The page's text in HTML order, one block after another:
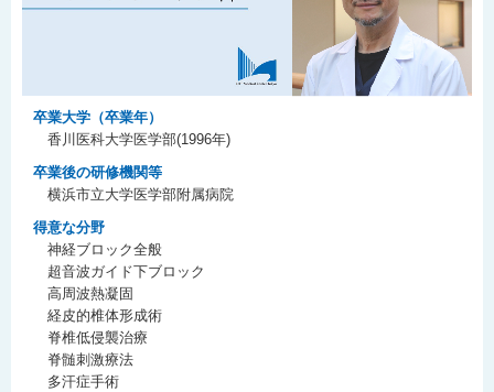
卒業大学（卒業年）
香川医科大学医学部(1996年)
卒業後の研修機関等
横浜市立大学医学部附属病院
得意な分野
神経ブロック全般
超音波ガイド下ブロック
高周波熱凝固
経皮的椎体形成術
脊椎低侵襲治療
脊髄刺激療法
多汗症手術